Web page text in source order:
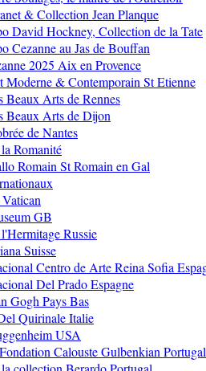
& Collection Jean Planque
David Hockney, Collection de la Tate
Cezanne au Jas de Bouffan
2025 Aix en Provence
Moderne & Contemporain St Etienne
Beaux Arts de Rennes
Beaux Arts de Dijon
de Nantes
Romanité
Romain St Romain en Gal
GB
Russie
Suisse
Centro de Arte Reina Sofia
Del Prado Espagne
Gogh Pays Bas
Quirinale Italie
USA
Calouste Gulbenkian Portugal